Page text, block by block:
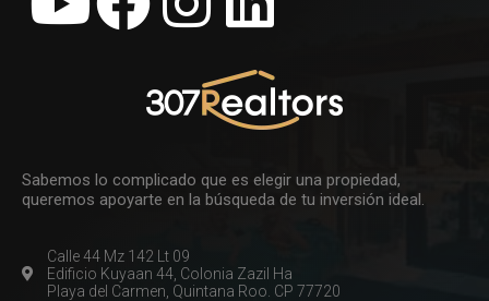
Sabemos lo complicado que es elegir una propiedad,
queremos apoyarte en la búsqueda de tu inversión ideal.
Calle 44 Mz 142 Lt 09
Edificio Kuyaan 44, Colonia Zazil Ha
Playa del Carmen, Quintana Roo. CP 77720